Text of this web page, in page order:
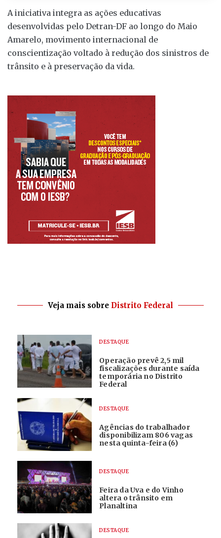
A iniciativa integra as ações educativas
desenvolvidas pelo Detran-DF ao longo do Maio
Amarelo, movimento internacional de
conscientização voltado à redução dos sinistros de
trânsito e à preservação da vida.
Veja mais sobre Distrito Federal
DESTAQUE
Operação prevê 2,5 mil
fiscalizações durante saída
temporária no Distrito
Federal
DESTAQUE
Agências do trabalhador
disponibilizam 806 vagas
nesta quinta-feira (6)
DESTAQUE
Feira da Uva e do Vinho
altera o trânsito em
Planaltina
DESTAQUE